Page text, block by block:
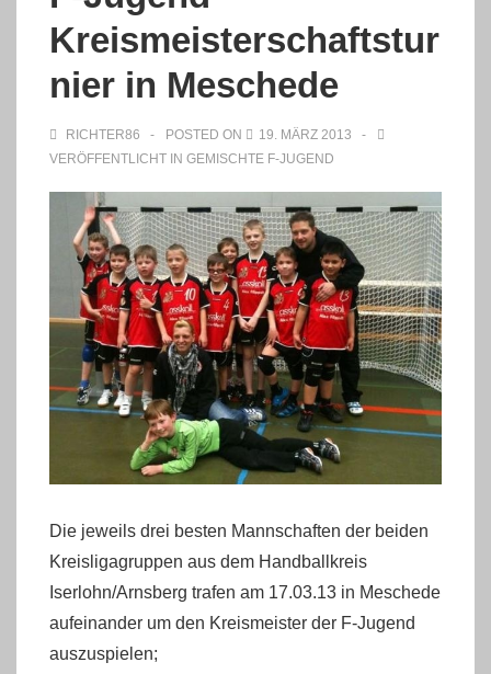
Kreismeisterschaftstur
nier in Meschede
RICHTER86 POSTED ON
19. MÄRZ 2013
VERÖFFENTLICHT IN GEMISCHTE F-JUGEND
Die jeweils drei besten Mannschaften der beiden
Kreisligagruppen aus dem Handballkreis
Iserlohn/Arnsberg trafen am 17.03.13 in Meschede
aufeinander um den Kreismeister der F-Jugend
auszuspielen;